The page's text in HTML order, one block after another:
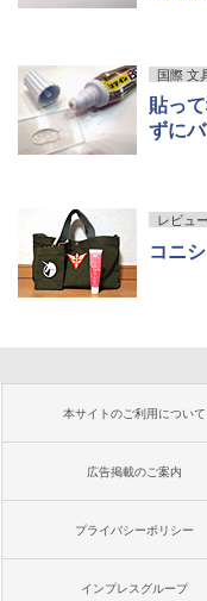
国際 文
貼っ
ずに
レビュー
コニ
本サイトのご利用について
広告掲載のご案内
プライバシーポリシー
インプレスグループ